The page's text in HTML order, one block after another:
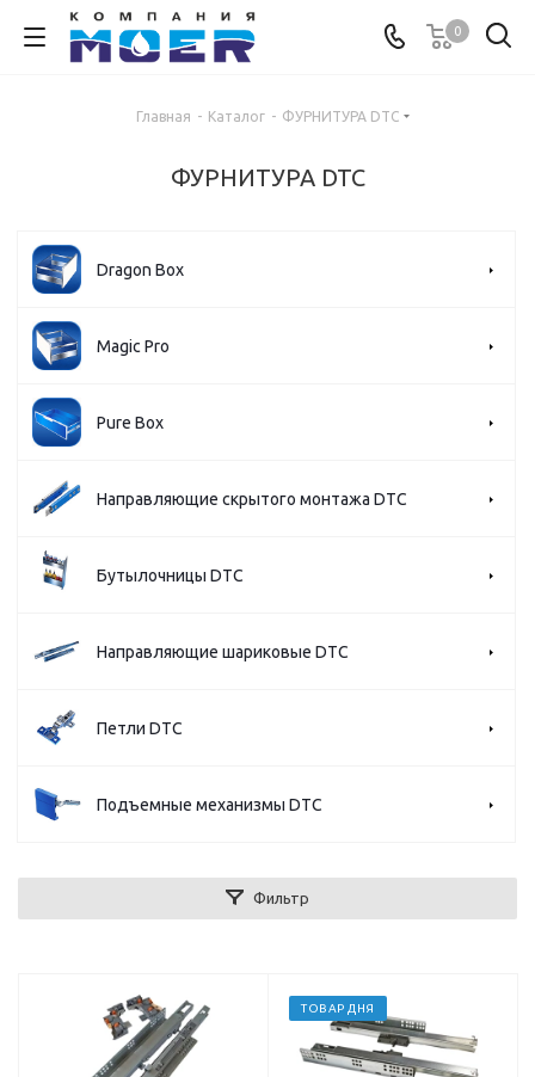
0
Главная - Каталог - ФУРНИТУРА DTC
ФУРНИТУРА DTC
Dragon Box
Magic Pro
Pure Box
Направляющие скрытого монтажа DTC
Бутылочницы DTC
Направляющие шариковые DTC
Петли DTC
Подъемные механизмы DTC
Фильтр
ТОВАР ДНЯ